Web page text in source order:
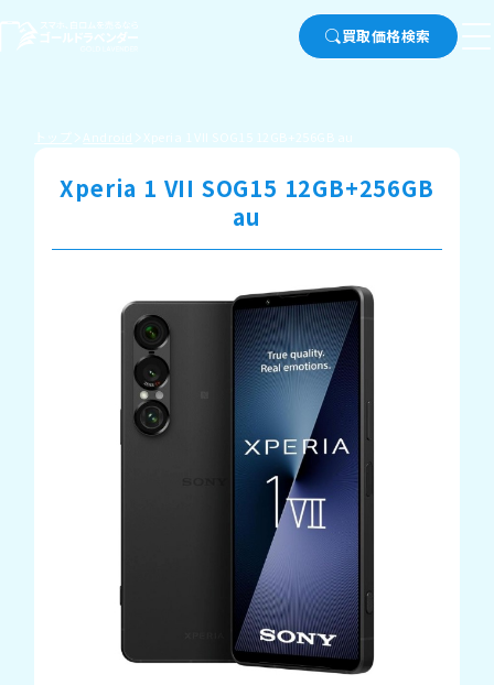
買取価格検索
トップ Android Xperia 1 VII SOG15 12GB+256GB au
Xperia 1 VII SOG15 12GB+256GB
au